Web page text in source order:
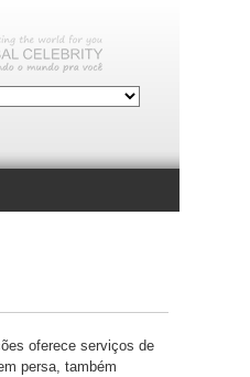
oferece serviços de
persa, também